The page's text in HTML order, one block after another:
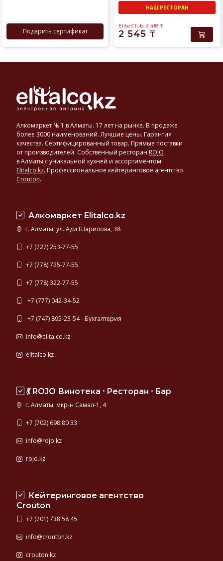
Подарить сертификат
НАШ РЕСТОРАН
Elite Club: 2 418 ₸
2 545 ₸
Алкомаркет № 1 в Алматы. 17 лет на рынке. В продаже
более 3000 наименований. Лучшие цены. Гарантия
качества. Сертифицированный товар. Прямые поставки
от производителей. Собственный ресторан ROJO
в Алматы с уникальной кухней и ассортиментом
Elitalco.kz. Профессиональное кейтеринговое агентство
Crouton.
Алкомаркет Elitalco.kz
г. Алматы, ул. Ади Шарипова, 38
+7 (727) 253-77-55
+7 (778) 725-77-55
+7 (778) 322-77-55
+7 (777) 042-34-52
+7 (747) 895-23-54 - Бухгалтерия
info@elitalco.kz
elitalco.kz
💃 ROJO Винотека ⸱ Ресторан ⸱ Бар
г. Алматы, мкр-н Самал-1, 4
+7 (702) 698 80 33
info@rojo.kz
rojo.kz
Кейтеринговое агентство
Crouton
+7 (701) 738 58 45
info@crouton.kz
crouton.kz